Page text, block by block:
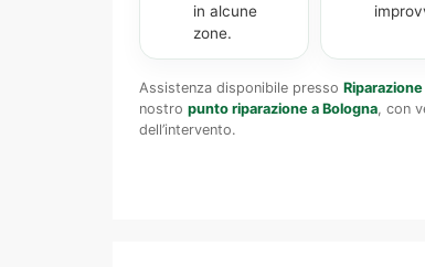
in alcune
zone.
Assistenza disponibile presso
nostro punto riparazione a Bologna, con
dell’intervento.